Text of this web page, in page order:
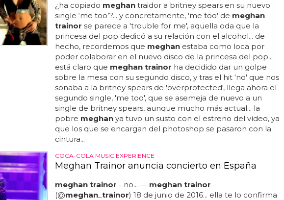
¿ha copiado meghantraidor a britney spears en su nuevo
single ‘me too’?... y concretamente, 'me too' de meghan
trainor se parece a 'trouble for me', aquella oda que la
princesa del pop dedicó a su relación con el alcohol... de
hecho, recordemos que meghanestaba como loca por
poder colaborar en el nuevo disco de la princesa del pop...
está claro que meghan trainor ha decidido dar un golpe
sobre la mesa con su segundo disco, y tras el hit 'no' que nos
sonaba a la britney spears de 'overprotected', llega ahora el
segundo single, 'me too', que se asemeja de nuevo a un
single de britney spears, aunque mucho más actual... la
pobre meghanya tuvo un susto con el estreno del vídeo, ya
que los que se encargan del photoshop se pasaron con la
cintura...
COCA-COLA MUSIC EXPERIENCE
Meghan Trainor anuncia concierto en España
meghan trainor - no... — meghan trainor
(@meghan_ trainor) 18 de junio de 2016... ella te lo confirma